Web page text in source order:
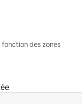
des zones